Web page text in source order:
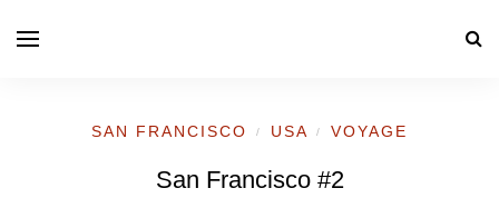
SAN FRANCISCO / USA / VOYAGE
San Francisco #2